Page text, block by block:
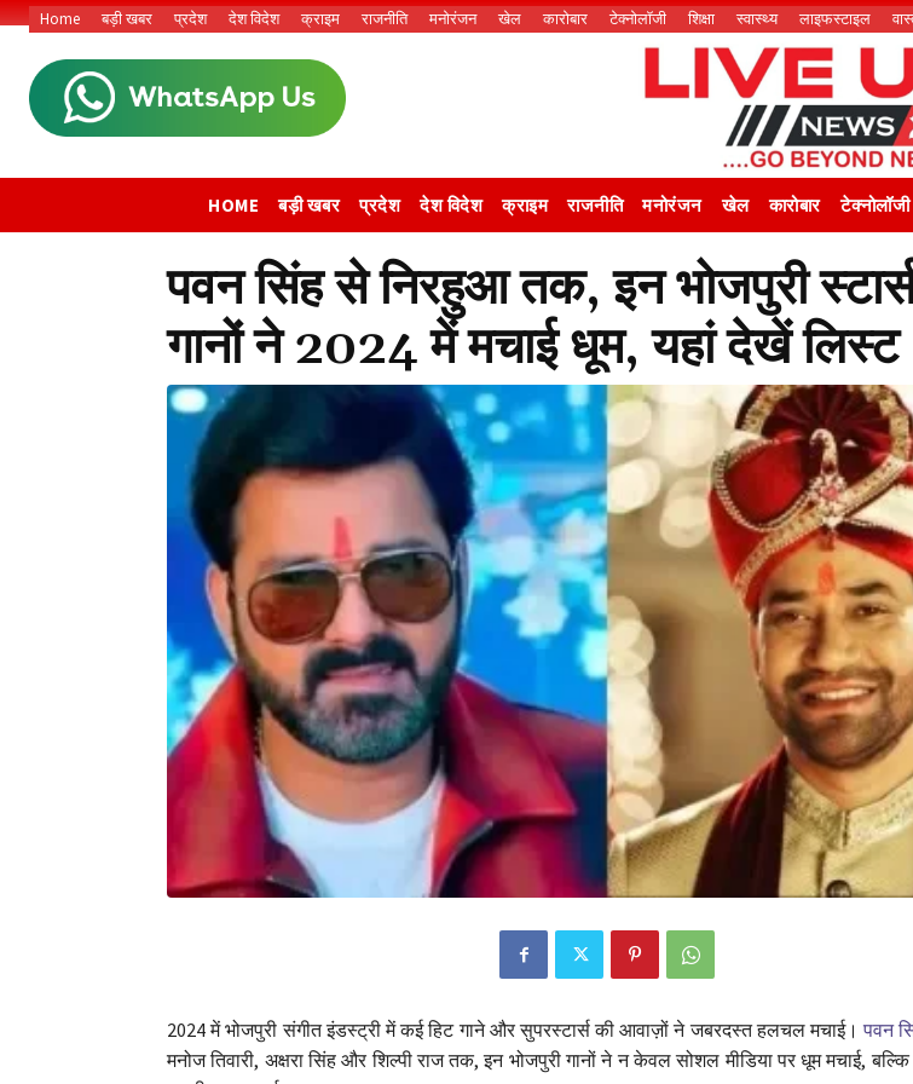
Home बड़ी खबर प्रदेश देश विदेश क्राइम राजनीति मनोरंजन खेल कारोबार टेक्नोलॉजी शिक्षा स्वास्थ्य लाइफस्टाइल
HOME बड़ी खबर प्रदेश देश विदेश क्राइम राजनीति मनोरंजन खेल कारोबार टेक्नोलॉजी
पवन सिंह से निरहुआ तक, इन भोजपुरी
गानों ने 2024 में मचाई धूम, यहां देखें लिस्ट
2024 में भोजपुरी संगीत इंडस्ट्री में कई हिट गाने और सुपरस्टार्स की आवाज़ों ने जबरदस्त हलचल मचाई।पवन
मनोज तिवारी, अक्षरा सिंह और शिल्पी राज तक, इन भोजपुरी गानों ने न केवल सोशल मीडिया पर धूम मचाई,